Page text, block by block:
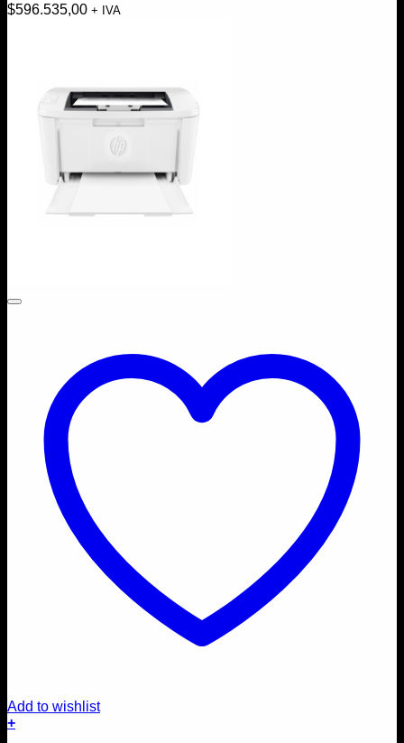
$596.535,00 + IVA
Add to wishlist
+